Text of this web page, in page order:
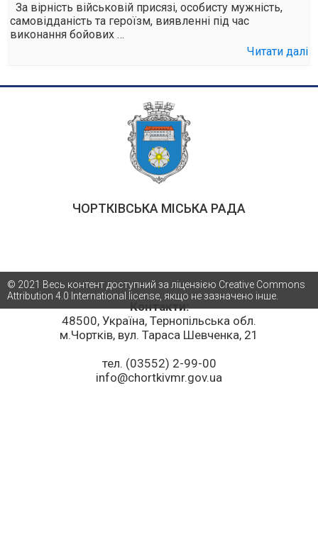
За вірність військовій присязі, особисту мужність,
самовідданість та героїзм, виявленні під час
виконання бойових …
Читати далі
ЧОРТКІВСЬКА МІСЬКА РАДА
Контакти:
48500, Україна, Тернопільська обл.
м.Чортків, вул. Тараса Шевченка, 21
тел. (03552) 2-99-00
info@chortkivmr.gov.ua
© 2021 Весь контент доступний за ліцензією Creative Commons
Attribution 4.0 International license, якщо не зазначено інше.